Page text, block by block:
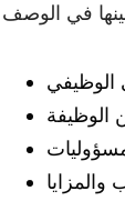
الوظيفة
والمزايا